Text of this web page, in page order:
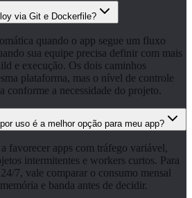
via Git e Dockerfile?
quando o app segue um fluxo
sua equipe precisa definir com mais
e execução. Os dois caminhos
plataforma, mas o nível de controle
conforme a necessidade do projeto.
uso é a melhor opção para meu app?
favorecer apps com tráfego variável,
intermitentes e workers curtos. Para
7, vale comparar o consumo mensal
e banda antes de decidir.